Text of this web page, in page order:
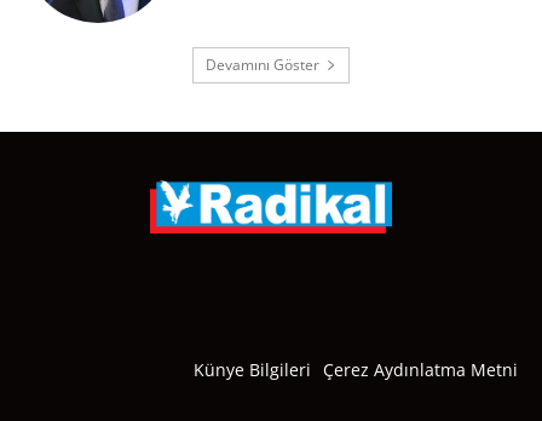
Devamını Göster
Künye Bilgileri Çerez Aydınlatma Metni